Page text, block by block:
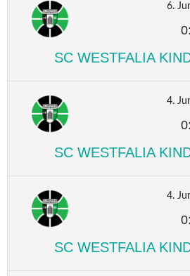
6.
SC WESTFALIA
4.
SC WESTFALIA
4.
SC WESTFALIA